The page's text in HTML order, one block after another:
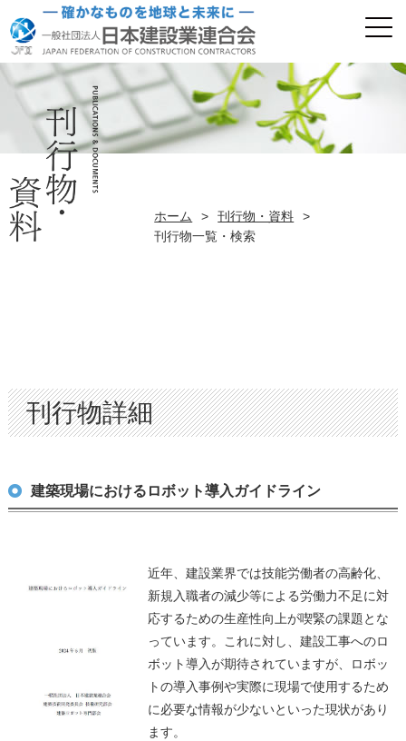
ホーム > 刊行物・資料
>
刊行物一覧・検索
刊行物詳細
建築現場におけるロボット導⼊ガイドライン
近年、建設業界では技能労働者の⾼齢化、
新規⼊職者の減少等による労働⼒不⾜に対
応するための⽣産性向上が喫緊の課題とな
っています。これに対し、建設⼯事へのロ
ボット導⼊が期待されていますが、ロボッ
トの導入事例や実際に現場で使用するため
に必要な情報が少ないといった現状があり
ます。